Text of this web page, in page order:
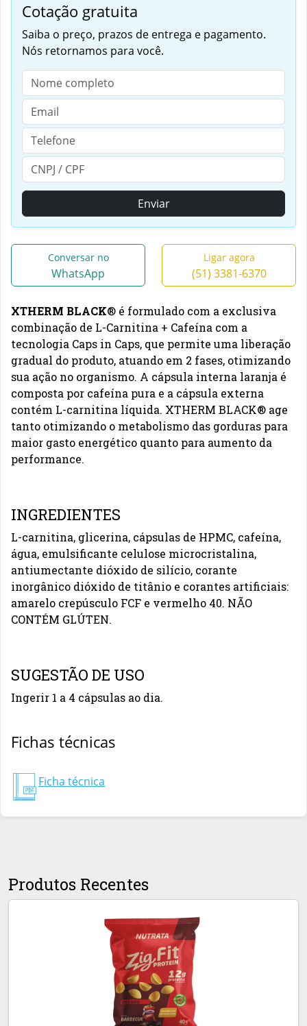
Cotação gratuita
Saiba o preço, prazos de entrega e pagamento.
Nós retornamos para você.
Enviar
Conversar no
WhatsApp
Ligar agora
(51) 3381-6370
XTHERM BLACK® é formulado com a exclusiva
combinação de L-Carnitina + Cafeína com a
tecnologia Caps in Caps, que permite uma liberação
gradual do produto, atuando em 2 fases, otimizando
sua ação no organismo. A cápsula interna laranja é
composta por cafeína pura e a cápsula externa
contém L-carnitina líquida. XTHERM BLACK® age
tanto otimizando o metabolismo das gorduras para
maior gasto energético quanto para aumento da
performance.
INGREDIENTES
L-carnitina, glicerina, cápsulas de HPMC, cafeína,
água, emulsificante celulose microcristalina,
antiumectante dióxido de silício, corante
inorgânico dióxido de titânio e corantes artificiais:
amarelo crepúsculo FCF e vermelho 40. NÃO
CONTÉM GLÚTEN.
SUGESTÃO DE USO
Ingerir 1 a 4 cápsulas ao dia.
Fichas técnicas
Ficha técnica
Produtos Recentes